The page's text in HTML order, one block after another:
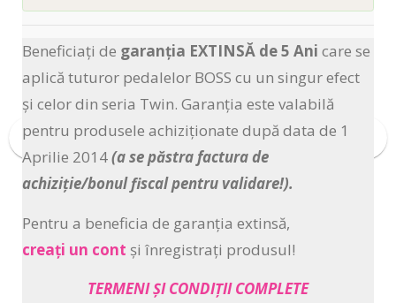
Beneficiați de garanția EXTINSĂ de 5 Ani care se
aplică tuturor pedalelor BOSS cu un singur efect
și celor din seria Twin. Garanția este valabilă
pentru produsele achiziționate după data de 1
Aprilie 2014(a se păstra factura de
achiziție/bonul fiscal pentru validare!).
Pentru a beneficia de garanția extinsă,
creați un cont și înregistrați produsul!
TERMENI ȘI CONDIȚII COMPLETE